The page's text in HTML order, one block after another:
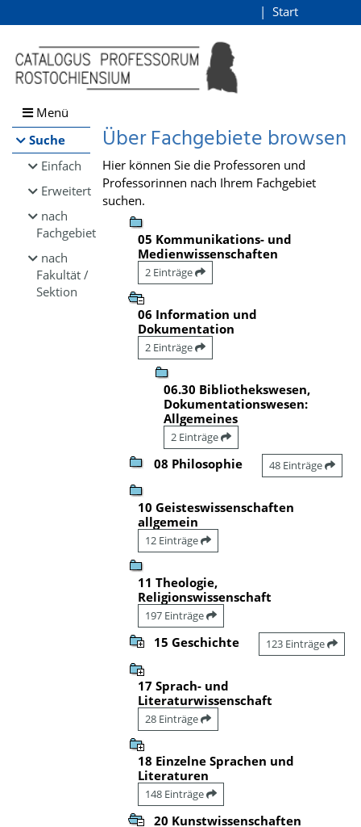
Browsen
direkt zum Inhalt
Start
Menü
Suche
Einfach
Erweitert
nach
Fachgebiet
nach
Fakultät /
Sektion
Über Fachgebiete browsen
Hier können Sie die Professoren und
Professorinnen nach Ihrem Fachgebiet
suchen.
05 Kommunikations- und
Medienwissenschaften
2 Einträge
06 Information und
Dokumentation
2 Einträge
06.30 Bibliothekswesen,
Dokumentationswesen:
Allgemeines
2 Einträge
08 Philosophie 48 Einträge
10 Geisteswissenschaften
allgemein
12 Einträge
11 Theologie,
Religionswissenschaft
197 Einträge
15 Geschichte 123 Einträge
17 Sprach- und
Literaturwissenschaft
28 Einträge
18 Einzelne Sprachen und
Literaturen
148 Einträge
20 Kunstwissenschaften